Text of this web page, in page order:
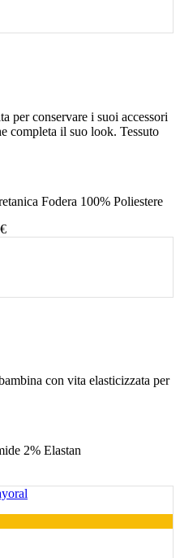
per conservare i suoi accessori
completa il suo look. Tessuto
Fodera 100% Poliestere
con vita elasticizzata per
2% Elastan